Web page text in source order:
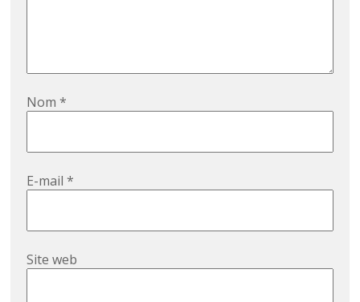
Nom*
E-mail*
Site web